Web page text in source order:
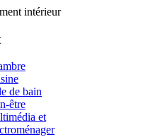
intérieur
de bain
être
et